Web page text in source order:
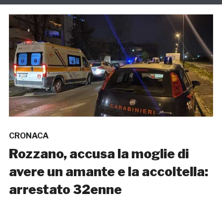
CRONACA
Rozzano, accusa la moglie di
avere un amante e la accoltella:
arrestato 32enne